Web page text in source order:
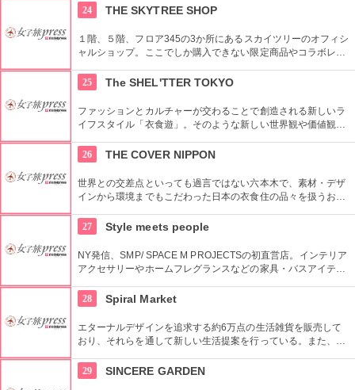
されている。
24 THE SKYTREE SHOP
１階、５階、フロア345の3か所にあるスカイツリーのオフィシ
ャルショップ。ここでしか購入できない限定商品やコラボレー
日本一高いところでの購入として記念に残る思い出に！
25 The SHEL'TTER TOKYO
ファッションとカルチャーが交わることで創造される新しいラ
イフスタイル「衣食遊」。そのような新しい世界観や価値観を
ど幅広い商品を扱っている。
26 THE COVER NIPPON
世界との交差点といっても過言ではない六本木で、素材・デザ
インから環境までもこだわった日本の衣食住の品々を扱うお
を感じてみよう！
27 Style meets people
NY発信、SMP/ SPACE M PROJECTSの初直営店。インテリア
アクセサリーやホームフレグランスなどの家具・バスアイテム
デザインはデザイナーやアーティストに頼むことによって洗練
されたものとなっている。
28 Spiral Market
エターナルデザインを追求する約6万点の生活雑貨を販売して
おり、それらを通して新しい生活提案を行っている。また、買
利用もおすすめ。
29 SINCERE GARDEN